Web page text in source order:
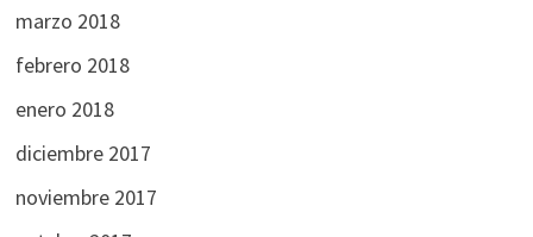
marzo 2018
febrero 2018
enero 2018
diciembre 2017
noviembre 2017